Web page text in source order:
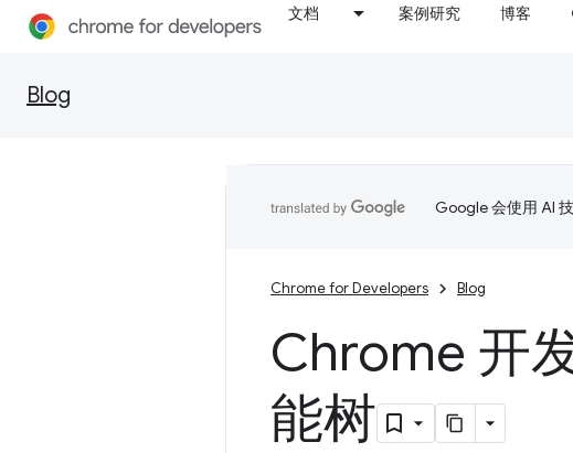
文档 案例研究 博客
Blog
Google 会使用 AI
Chrome for Developers Blog
Chrome 开
能树